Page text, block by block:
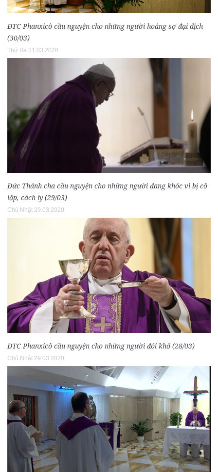
ĐTC Phanxicô cầu nguyện cho những người hoảng sợ đại dịch
(30/03)
Thứ Ba 31.03.2020
Đức Thánh cha cầu nguyện cho những người đang khóc vì bị cô
lập, cách ly (29/03)
Chủ Nhật 29.03.2020
ĐTC Phanxicô cầu nguyện cho những người đói khổ (28/03)
Chủ Nhật 29.03.2020